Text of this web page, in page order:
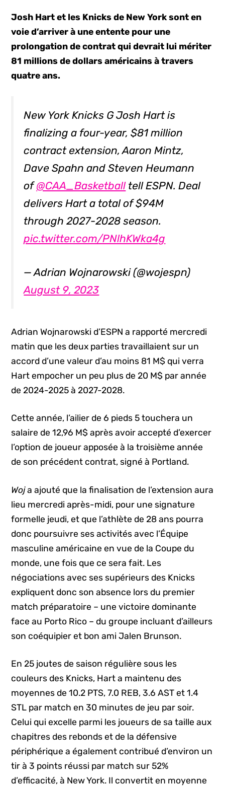
Josh Hart et les Knicks de New York sont en
voie d’arriver à une entente pour une
prolongation de contrat qui devrait lui mériter
81 millions de dollars américains à travers
quatre ans.
New York Knicks G Josh Hart is
finalizing a four-year, $81 million
contract extension, Aaron Mintz,
Dave Spahn and Steven Heumann
of@CAA_Basketballtell ESPN. Deal
delivers Hart a total of $94M
through 2027-2028 season.
pic.twitter.com/PNlhKWka4g
— Adrian Wojnarowski (@wojespn)
August 9, 2023
Adrian Wojnarowski d’ESPN a rapporté mercredi
matin que les deux parties travaillaient sur un
accord d’une valeur d’au moins 81 M$ qui verra
Hart empocher un peu plus de 20 M$ par année
de 2024-2025 à 2027-2028.
Cette année, l’ailier de 6 pieds 5 touchera un
salaire de 12,96 M$ après avoir accepté d’exercer
l’option de joueur apposée à la troisième année
de son précédent contrat, signé à Portland.
Woja ajouté que la finalisation de l’extension aura
lieu mercredi après-midi, pour une signature
formelle jeudi, et que l’athlète de 28 ans pourra
donc poursuivre ses activités avec l’Équipe
masculine américaine en vue de la Coupe du
monde, une fois que ce sera fait. Les
négociations avec ses supérieurs des Knicks
expliquent donc son absence lors du premier
match préparatoire – une victoire dominante
face au Porto Rico – du groupe incluant d’ailleurs
son coéquipier et bon ami Jalen Brunson.
En 25 joutes de saison régulière sous les
couleurs des Knicks, Hart a maintenu des
moyennes de 10.2 PTS, 7.0 REB, 3.6 AST et 1.4
STL par match en 30 minutes de jeu par soir.
Celui qui excelle parmi les joueurs de sa taille aux
chapitres des rebonds et de la défensive
périphérique a également contribué d’environ un
tir à 3 points réussi par match sur 52%
d’efficacité, à New York. Il convertit en moyenne